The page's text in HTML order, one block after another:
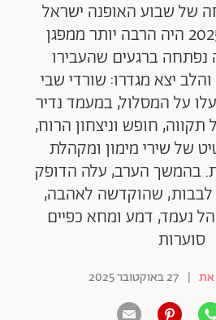
של שבוע האופנה ישראל
קנדה תל אביב 2025 היה הרבה יותר ממפגן
נפתחה ברגעים שהעבירו
יצא מגדרו: שורדי שבי
על המסלול, במעמד נדיר
חופש וניצחון הרוח,
של שירי מימון ומקהלת
בהמשך הערב, עלה הדופק
לבבות, שהוקדשה לאהבה,
נעמד, דמע ומחא כפיים
סוערות
את | 27 באוקטובר 2025